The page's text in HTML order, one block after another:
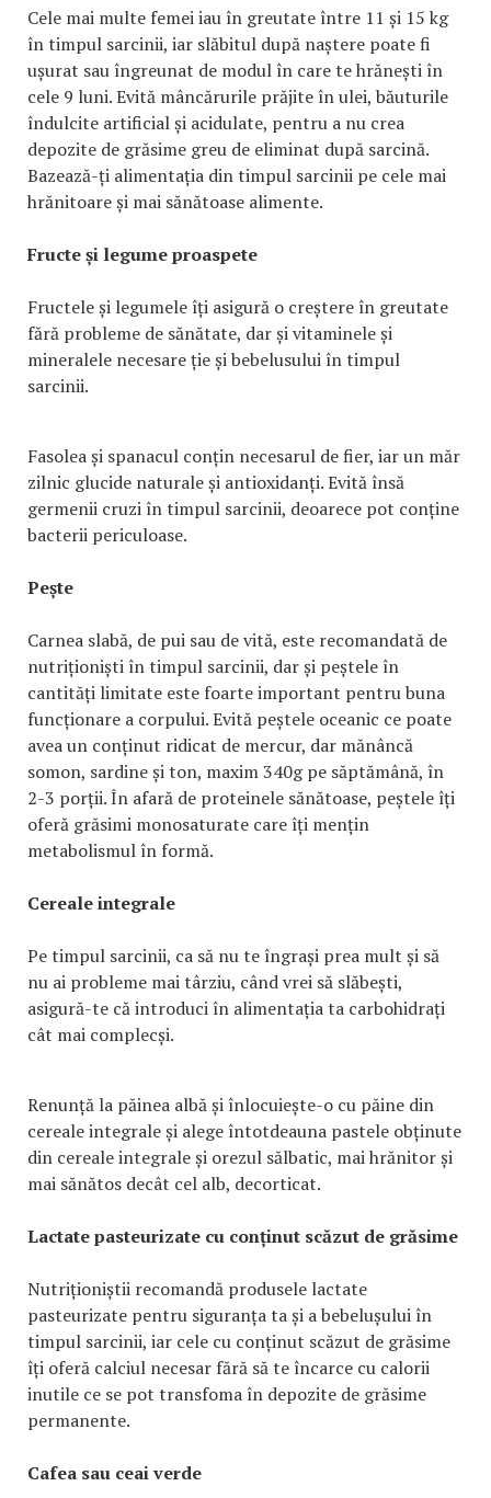
Cele mai multe femei iau în greutate între 11 și 15 kg
în timpul sarcinii, iar slăbitul după naștere poate fi
ușurat sau îngreunat de modul în care te hrănești în
cele 9 luni. Evită mâncărurile prăjite în ulei, băuturile
îndulcite artificial și acidulate, pentru a nu crea
depozite de grăsime greu de eliminat după sarcină.
Bazează-ți alimentația din timpul sarcinii pe cele mai
hrănitoare și mai sănătoase alimente.
Fructe și legume proaspete
Fructele și legumele îți asigură o creștere în greutate
fără probleme de sănătate, dar și vitaminele și
mineralele necesare ție și bebelusului în timpul
sarcinii.
Fasolea și spanacul conțin necesarul de fier, iar un măr
zilnic glucide naturale și antioxidanți. Evită însă
germenii cruzi în timpul sarcinii, deoarece pot conține
bacterii periculoase.
Pește
Carnea slabă, de pui sau de vită, este recomandată de
nutriționiști în timpul sarcinii, dar și peștele în
cantități limitate este foarte important pentru buna
funcționare a corpului. Evită peștele oceanic ce poate
avea un conținut ridicat de mercur, dar mănâncă
somon, sardine și ton, maxim 340g pe săptămână, în
2-3 porții. În afară de proteinele sănătoase, peștele îți
oferă grăsimi monosaturate care îți mențin
metabolismul în formă.
Cereale integrale
Pe timpul sarcinii, ca să nu te îngrași prea mult și să
nu ai probleme mai târziu, când vrei să slăbești,
asigură-te că introduci în alimentația ta carbohidrați
cât mai complecși.
Renunță la păinea albă și înlocuiește-o cu păine din
cereale integrale și alege întotdeauna pastele obținute
din cereale integrale și orezul sălbatic, mai hrănitor și
mai sănătos decât cel alb, decorticat.
Lactate pasteurizate cu conținut scăzut de grăsime
Nutriționiștii recomandă produsele lactate
pasteurizate pentru siguranța ta și a bebelușului în
timpul sarcinii, iar cele cu conținut scăzut de grăsime
îți oferă calciul necesar fără să te încarce cu calorii
inutile ce se pot transfoma în depozite de grăsime
permanente.
Cafea sau ceai verde